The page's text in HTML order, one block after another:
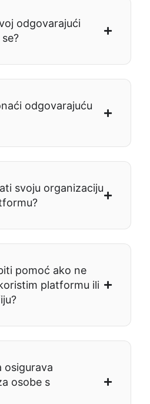
odgovarajući
odgovarajuću
svoju organizaciju
pomoć ako ne
platformu ili
osigurava
osobe s